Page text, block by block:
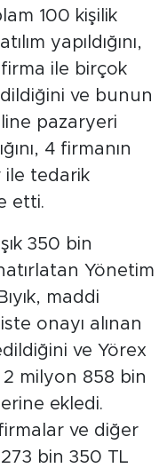
100 kişilik
yapıldığını,
firma ile birçok
ve bunun
pazaryeri
4 firmanın
ile tedarik
etti.
350 bin
Yönetim
maddi
onayı alınan
ve Yörex
2 milyon 858 bin
ekledi.
ve diğer
bin 350 TL